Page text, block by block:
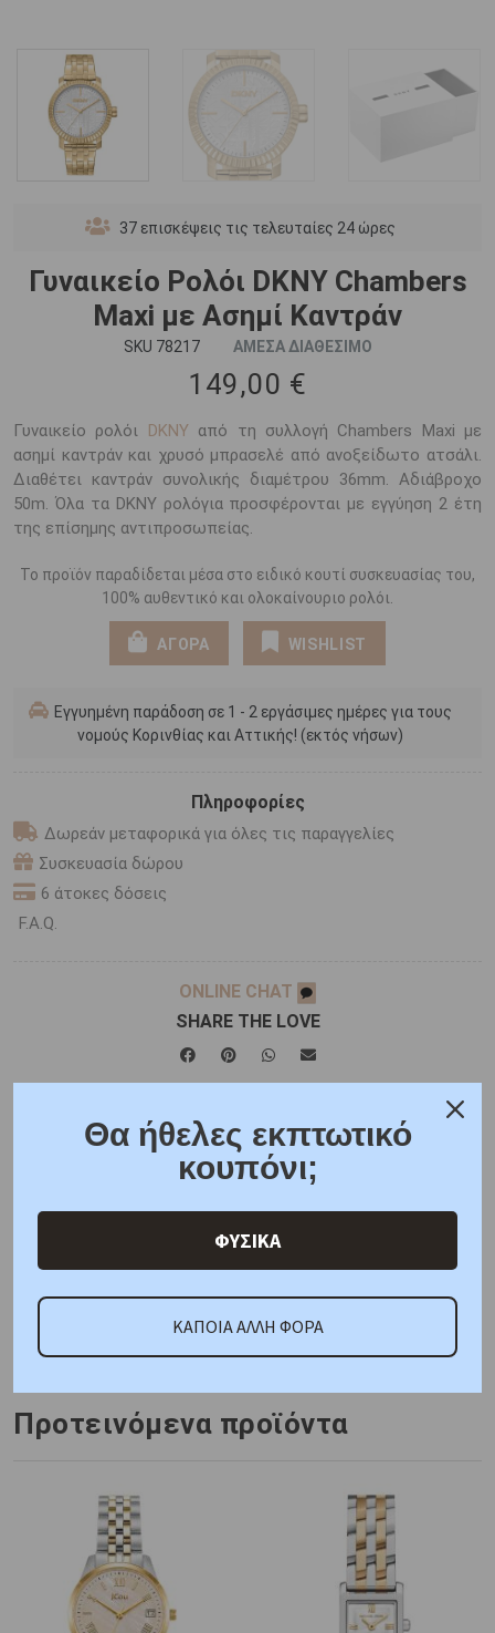
37 επισκέψεις τις τελευταίες 24 ώρες
Γυναικείο Ρολόι DKNY Chambers
Maxi με Ασημί Καντράν
SKU 78217 ΑΜΕΣΑ ΔΙΑΘΕΣΙΜΟ
149,00 €
Γυναικείο ρολόι DKNYαπό τη συλλογή Chambers Maxi με
ασημί καντράν και χρυσό μπρασελέ από ανοξείδωτο ατσάλι.
Διαθέτει καντράν συνολικής διαμέτρου 36mm. Αδιάβροχο
50m. Όλα τα DKNY ρολόγια προσφέρονται με εγγύηση 2 έτη
της επίσημης αντιπροσωπείας.
Το προϊόν παραδίδεται μέσα στο ειδικό κουτί συσκευασίας του,
100% αυθεντικό και ολοκαίνουριο ρολόι.
ΑΓΟΡΑ WISHLIST
Εγγυημένη παράδοση σε 1 - 2 εργάσιμες ημέρες για τους
νομούς Κορινθίας και Αττικής! (εκτός νήσων)
Πληροφορίες
Δωρεάν μεταφορικά για όλες τις παραγγελίες
Συσκευασία δώρου
6 άτοκες δόσεις
F.A.Q.
ONLINE CHAT
SHARE THE LOVE
Ρωτήστε μας
Κωδικός Προμηθευτή:
Προτεινόμενα προϊόντα
Θα ήθελες εκπτωτικό
κουπόνι;
ΦΥΣΙΚΑ
ΚΑΠΟΙΑ ΑΛΛΗ ΦΟΡΑ